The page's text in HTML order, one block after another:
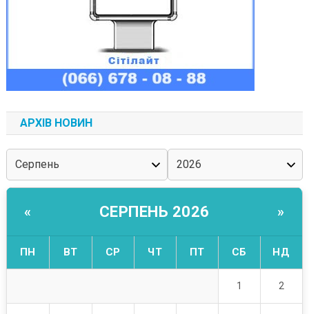
АРХІВ НОВИН
« СЕРПЕНЬ 2026 »
ПН ВТ СР ЧТ ПТ СБ НД
1 2